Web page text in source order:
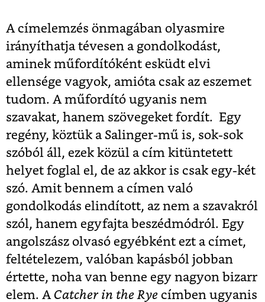
A címelemzés önmagában olyasmire
irányíthatja tévesen a gondolkodást,
aminek műfordítóként esküdt elvi
ellensége vagyok, amióta csak az eszemet
tudom. A műfordító ugyanis nem
szavakat, hanem szövegeket fordít. Egy
regény, köztük a Salinger-mű is, sok-sok
szóból áll, ezek közül a cím kitüntetett
helyet foglal el, de az akkor is csak egy-két
szó. Amit bennem a címen való
gondolkodás elindított, az nem a szavakról
szól, hanem egyfajta beszédmódról. Egy
angolszász olvasó egyébként ezt a címet,
feltételezem, valóban kapásból jobban
értette, noha van benne egy nagyon bizarr
elem. A Catcher in the Rye címben ugyanis